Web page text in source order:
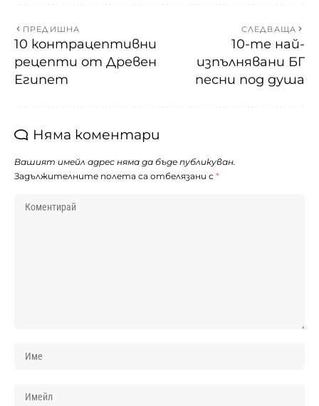
ПРЕДИШНА
10 контрацептивни
рецепти от Древен
Египет
СЛЕДВАЩА
10-те най-
изпълнявани БГ
песни под душа
Няма коментари
Вашият имейл адрес няма да бъде публикуван.
Задължителните полета са отбелязани с *